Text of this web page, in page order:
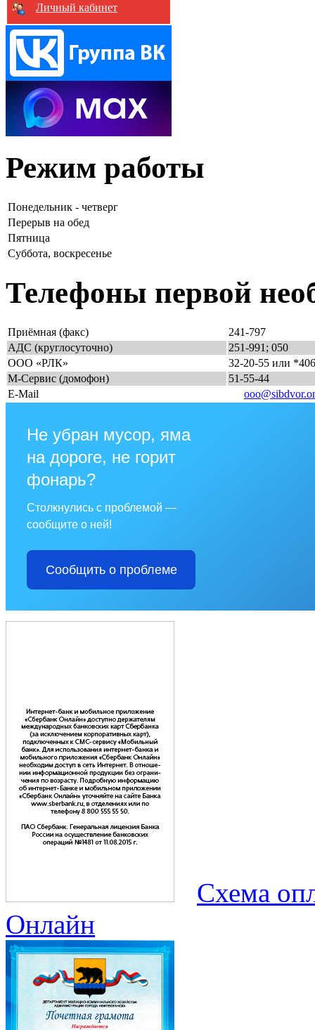
Личный кабинет
Режим работы
Понедельник - четверг
Перерыв на обед
Пятница
Суббота, воскресенье
Телефоны первой
Приёмная (факс)
241-797
АДС (круглосуточно)
251-991; 050
ООО «РЛК»
32-20-55 или *406
М-Сервис (домофон)
51-55-44
E-Mail
Не убран мусор, яма
на дороге, не горит
фонарь?
Столкнулись с проблемой —
сообщите о ней!
Сообщить о проблеме
Схема
Онлайн